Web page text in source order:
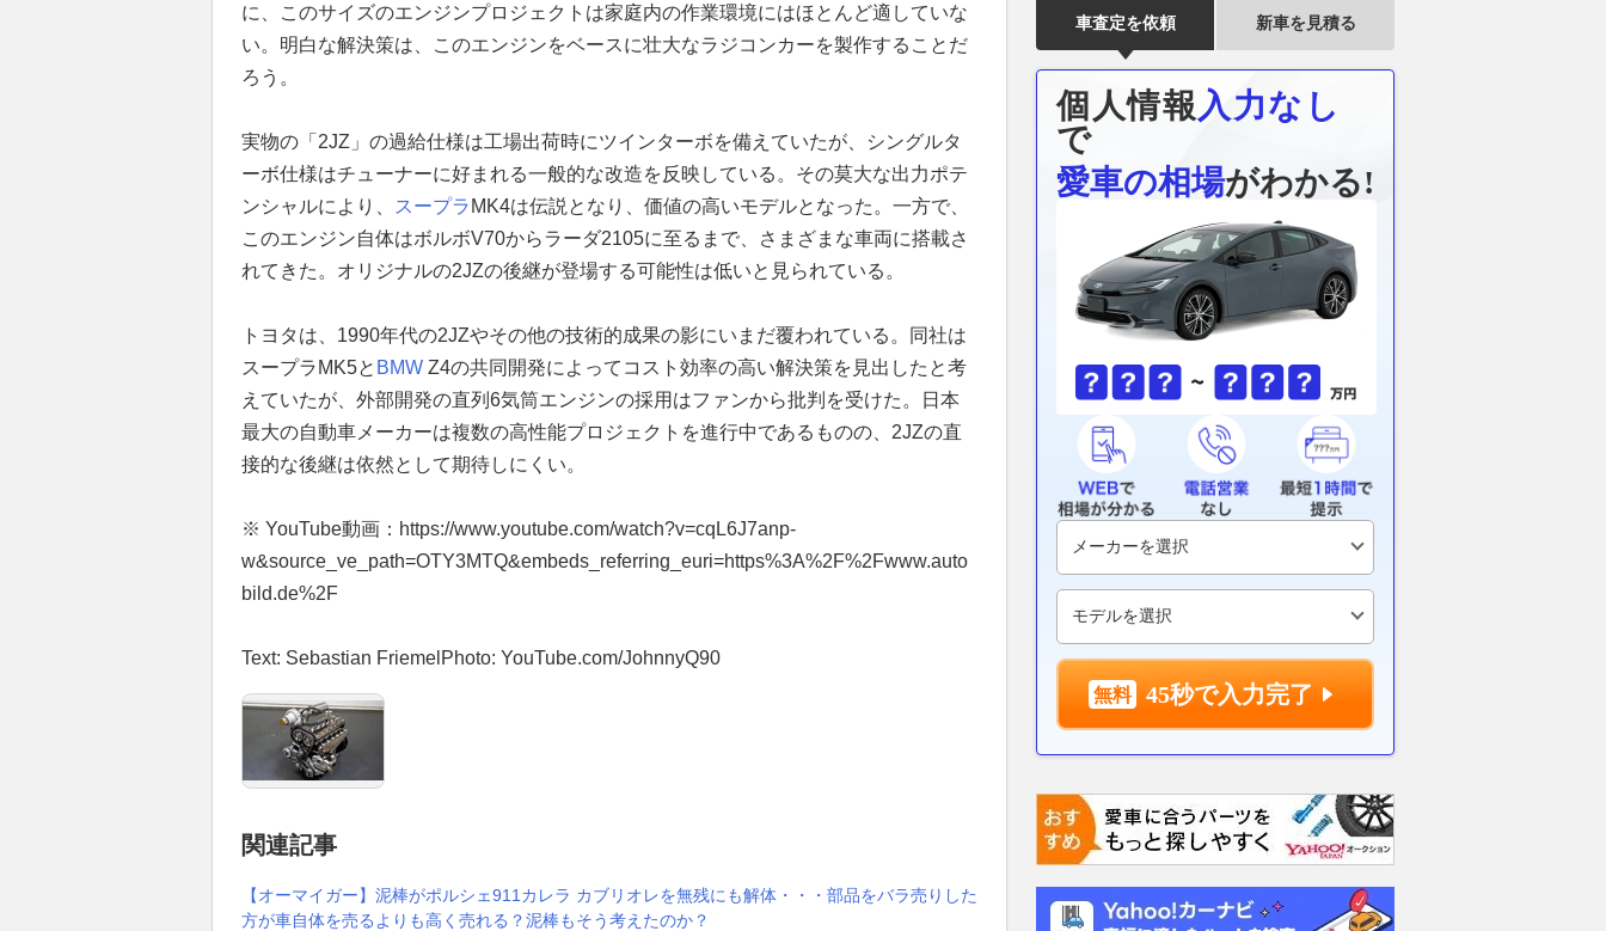
に、このサイズのエンジンプロジェクトは家庭内の作業環境にはほとんど適していな
い。明白な解決策は、このエンジンをベースに壮大なラジコンカーを製作することだ
ろう。
実物の「2JZ」の過給仕様は工場出荷時にツインターボを備えていたが、シングルタ
ーボ仕様はチューナーに好まれる一般的な改造を反映している。その莫大な出力ポテ
ンシャルにより、
スープラ MK4は伝説となり、価値の高いモデルとなった。一方で、
このエンジン自体はボルボV70からラーダ2105に至るまで、さまざまな車両に搭載さ
れてきた。オリジナルの2JZの後継が登場する可能性は低いと見られている。
トヨタは、1990年代の2JZやその他の技術的成果の影にいまだ覆われている。同社は
スープラMK5と BMW Z4の共同開発によってコスト効率の高い解決策を見出したと考
えていたが、外部開発の直列6気筒エンジンの採用はファンから批判を受けた。日本
最大の自動車メーカーは複数の高性能プロジェクトを進行中であるものの、2JZの直
接的な後継は依然として期待しにくい。
※ YouTube動画：https://www.youtube.com/watch?v=cqL6J7anp-
w&source_ve_path=OTY3MTQ&embeds_referring_euri=https%3A%2F%2Fwww.auto
bild.de%2F
Text: Sebastian FriemelPhoto: YouTube.com/JohnnyQ90
関連記事
【オーマイガー】泥棒がポルシェ911カレラ カブリオレを無残にも解体・・・部品をバラ売りした
方が車自体を売るよりも高く売れる？泥棒もそう考えたのか？
車査定を依頼 新車を見積る
個人情報 入力なし
で
愛車の相場がわかる!
45秒で入力完了